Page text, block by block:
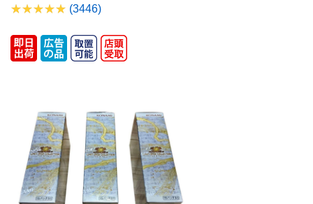
(3446)